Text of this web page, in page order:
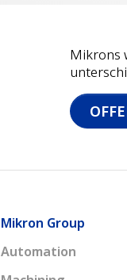
Mikrons
Mikron Group
Automation